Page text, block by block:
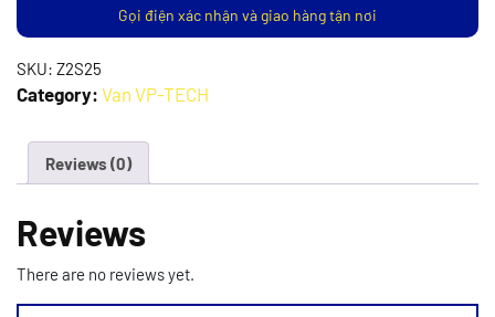
Gọi điện xác nhận và giao hàng tận nơi
SKU: Z2S25
Category: Van VP-TECH
Reviews (0)
Reviews
There are no reviews yet.